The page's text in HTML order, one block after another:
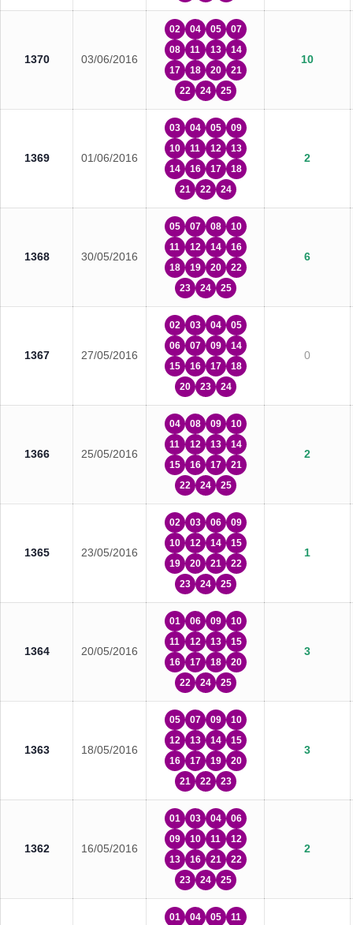
1370 03/06/2016
02 04 05
07
08
11 13
14
17
18 20
21
22
24 25
10
1369 01/06/2016
03 04 05
09
10
11 12
13
14
16 17
18
21
22 24
2
1368 30/05/2016
05 07 08
10
11
12 14
16
18
19 20
22
23
24 25
6
1367 27/05/2016
02 03 04
05
06
07 09
14
15
16 17
18
20
23 24
0
1366 25/05/2016
04 08 09
10
11
12 13
14
15
16 17
21
22
24 25
2
1365 23/05/2016
02 03 06
09
10
12 14
15
19
20 21
22
23
24 25
1
1364 20/05/2016
01 06 09
10
11
12 13
15
16
17 18
20
22
24 25
3
1363 18/05/2016
05 07 09
10
12
13 14
15
16
17 19
20
21
22 23
3
1362 16/05/2016
01 03 04
06
09
10 11
12
13
16 21
22
23
24 25
2
01 04 05
11